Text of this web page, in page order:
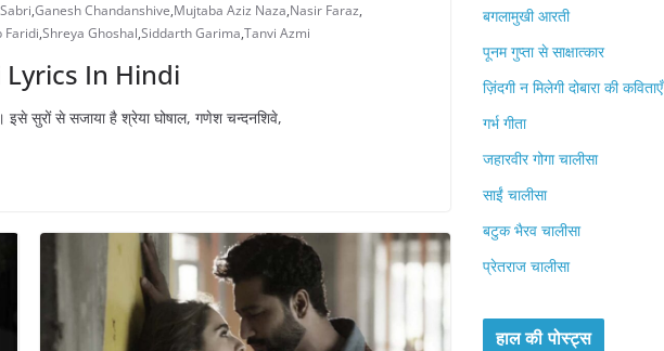
,Ganesh Chandanshive,Mujtaba Aziz Naza,Nasir Faraz,
Faridi,Shreya Ghoshal,Siddarth Garima,Tanvi Azmi
Lyrics In Hindi
इसे सुरों से सजाया है श्रेया घोषाल, गणेश चन्दनशिवे,
बगलामुखी आरती
पूनम गुप्ता से साक्षात्कार
ज़िंदगी न मिलेगी दोबारा की कविताएँ
गर्भ गीता
जहारवीर गोगा चालीसा
साईं चालीसा
बटुक भैरव चालीसा
प्रेतराज चालीसा
हाल की पोस्ट्स